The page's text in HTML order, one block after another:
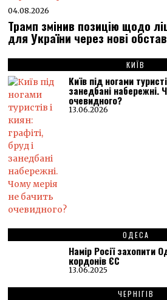
04.08.2026
Трамп змінив позицію щодо
для України через нові
КИЇВ
Київ під ногами
занедбані набережні.
очевидного?
13.06.2026
ОДЕСА
Намір Росії захопити
кордонів ЄС
13.06.2025
ЧЕРНІГІВ